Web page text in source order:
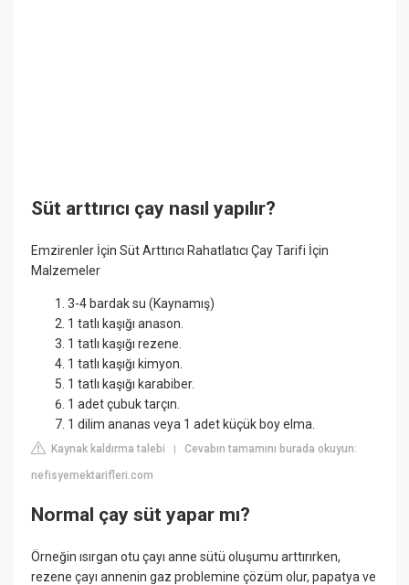
Süt arttırıcı çay nasıl yapılır?
Emzirenler İçin Süt Arttırıcı Rahatlatıcı Çay Tarifi İçin
Malzemeler
3-4 bardak su (Kaynamış)
1 tatlı kaşığı anason.
1 tatlı kaşığı rezene.
1 tatlı kaşığı kimyon.
1 tatlı kaşığı karabiber.
1 adet çubuk tarçın.
1 dilim ananas veya 1 adet küçük boy elma.
Kaynak kaldırma talebi |Cevabın tamamını burada okuyun:
nefisyemektarifleri.com
Normal çay süt yapar mı?
Örneğin ısırgan otu çayı anne sütü oluşumu arttırırken,
rezene çayı annenin gaz problemine çözüm olur, papatya ve